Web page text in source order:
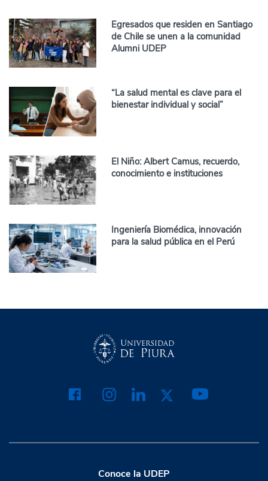
Egresados que residen en Santiago
de Chile se unen a la comunidad
Alumni UDEP
“La salud mental es clave para el
bienestar individual y social”
El Niño: Albert Camus, recuerdo,
conocimiento e instituciones
Ingeniería Biomédica, innovación
para la salud pública en el Perú
Conoce la UDEP